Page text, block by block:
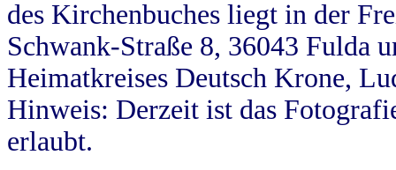
des Kirchenbuches liegt in der
Schwank-Straße 8, 36043 Fulda
Heimatkreises Deutsch Krone,
Hinweis: Derzeit ist das
erlaubt.